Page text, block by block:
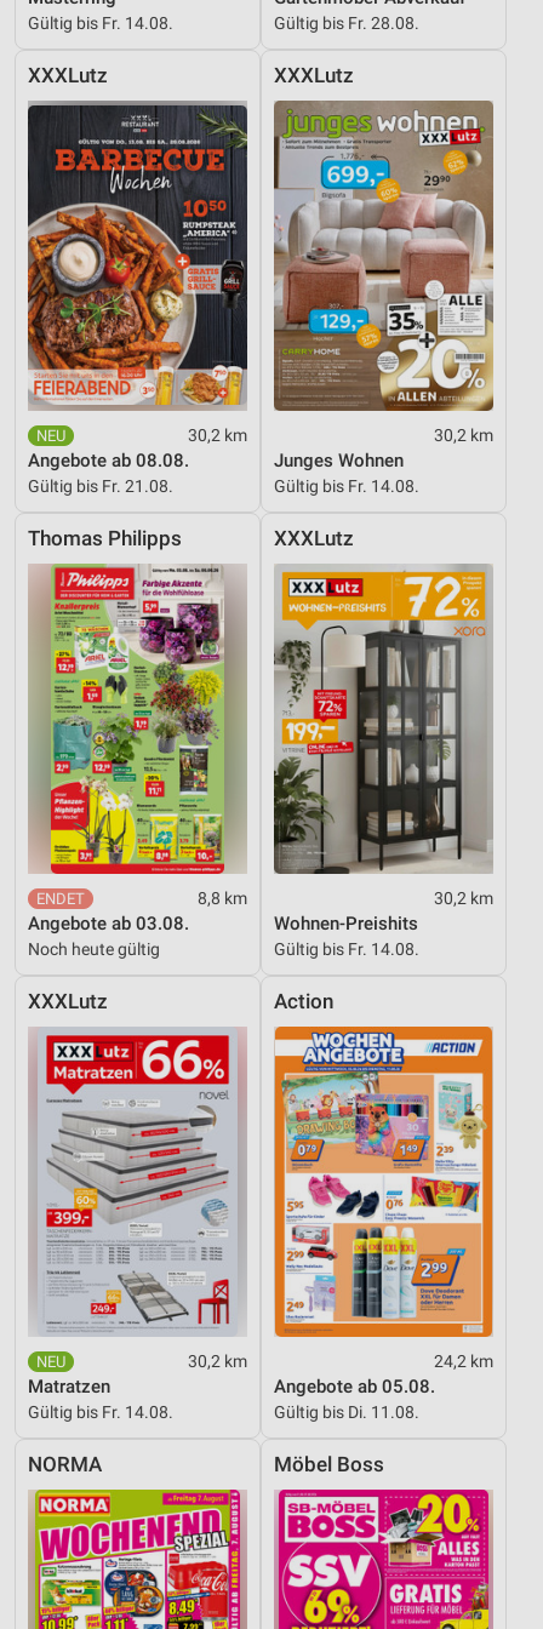
Gültig bis Fr. 14.08. Gültig bis Fr. 28.08.
XXXLutz
30,2 km
Angebote ab 08.08.
Gültig bis Fr. 21.08.
XXXLutz
30,2 km
Junges Wohnen
Gültig bis Fr. 14.08.
Thomas Philipps
8,8 km
Angebote ab 03.08.
Noch heute gültig
XXXLutz
30,2 km
Wohnen-Preishits
Gültig bis Fr. 14.08.
XXXLutz
30,2 km
Matratzen
Gültig bis Fr. 14.08.
Action
24,2 km
Angebote ab 05.08.
Gültig bis Di. 11.08.
NORMA Möbel Boss
Notwendig
Performance
Funktional
Werbung